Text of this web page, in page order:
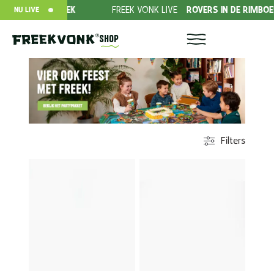
FREEK VONK LIVE ROVERS IN DE RIMBOE!
NU LIVE
Shop
Filters